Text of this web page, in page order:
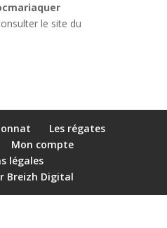
le site du
Les régates
Mon compte
légales
Breizh Digital